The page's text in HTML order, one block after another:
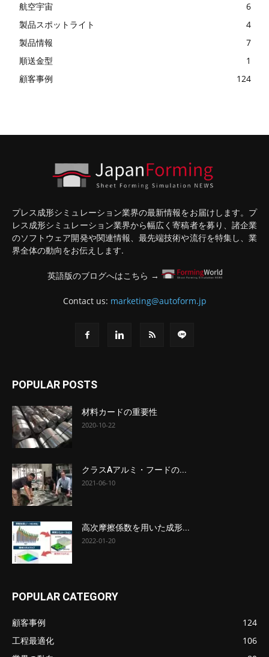
航空宇宙
6
製品スポットライト
4
製品情報
7
順送金型
1
顧客事例
124
プレス成形シミュレーション業界の最新情報をお届けします。プ
レス成形シミュレーション業界から幅広く寄稿者を募り、諸企業
のソフトウェア開発や関連情報、最先端技術や流行を特集し、業
界全体の動向をお伝えします.
英語版のブログへはこちら →
Contact us: marketing@autoform.jp
POPULAR POSTS
材料カードの重要性
2020-10-22
クラスAアルミ・フードの...
2021-06-10
高次摩擦係数を用いた成形...
2022-01-20
POPULAR CATEGORY
顧客事例
124
工程最適化
106